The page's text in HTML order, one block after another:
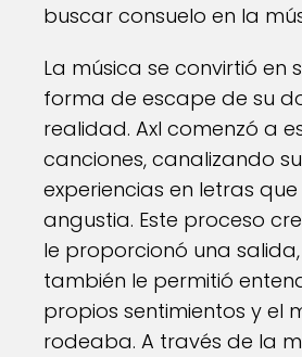
buscar consuelo en la
La música se convirtió en
forma de escape de su
realidad. Axl comenzó a
canciones, canalizando
experiencias en letras
angustia. Este proceso
le proporcionó una
también le permitió
propios sentimientos y el
rodeaba. A través de la